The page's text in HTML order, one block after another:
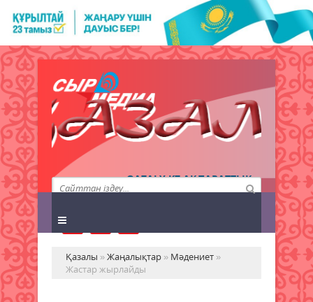
QAZALY.KZ АҚПАРАТТЫҚ
АГЕНТТІГІ
Қазалы »Жаңалықтар » Мәдениет »
Жастар жырлайды